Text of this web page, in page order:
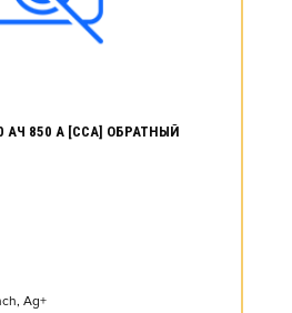
АЧ 850 А [CCA] ОБРАТНЫЙ
Ag+